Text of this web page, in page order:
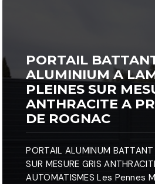
PORTAIL
ALUMINIUM A
PLEINES SUR
ANTHRACITE A
DE ROGNAC
PORTAIL ALUMINUM BATTANT
SUR MESURE GRIS
AUTOMATISMES Les Pennes